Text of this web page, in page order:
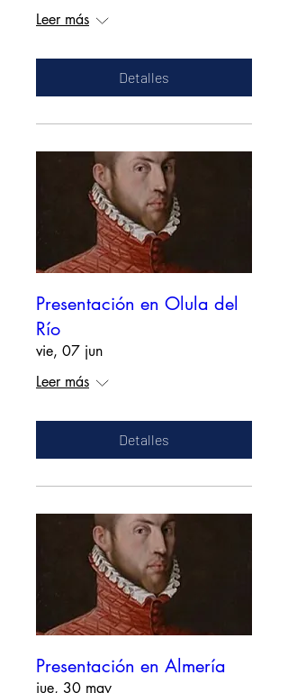
Leer más
Detalles
Presentación en Olula del
Río
vie, 07 jun
Leer más
Detalles
Presentación en Almería
jue, 30 may